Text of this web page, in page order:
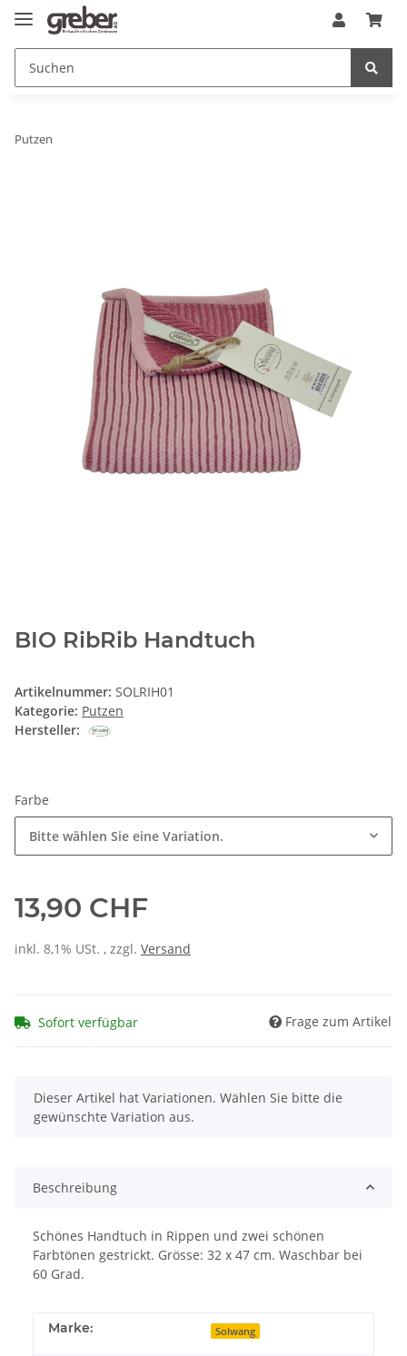
Putzen
BIO RibRib Handtuch
Artikelnummer: SOLRIH01
Kategorie: Putzen
Hersteller:
Farbe
Bitte wählen Sie eine Variation.
13,90 CHF
inkl. 8,1% USt. , zzgl. Versand
Sofort verfügbar Frage zum Artikel
x
Dieser Artikel hat Variationen. Wählen Sie bitte die
gewünschte Variation aus.
Beschreibung
Schönes Handtuch in Rippen und zwei schönen
Farbtönen gestrickt. Grösse: 32 x 47 cm. Waschbar bei
60 Grad.
Marke: Solwang